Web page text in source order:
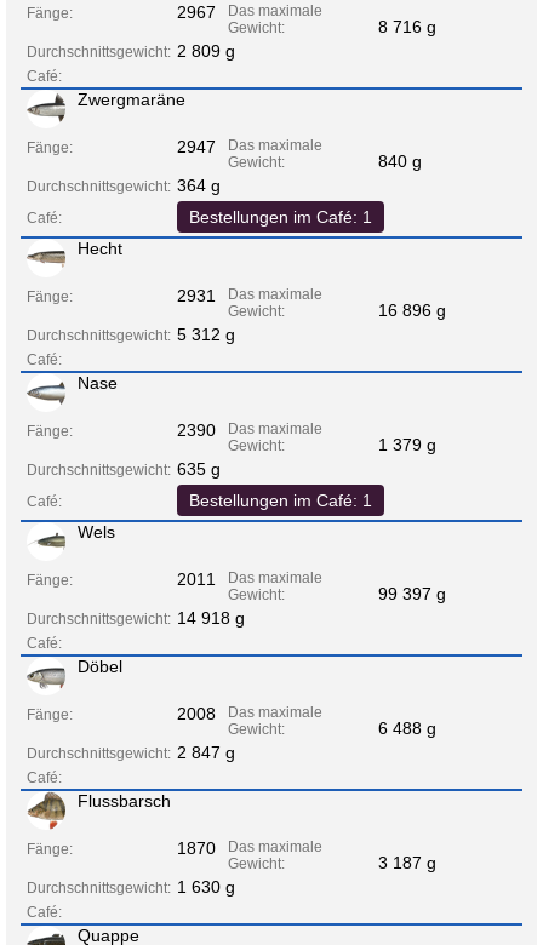
Fänge: 2967
Das maximale
Gewicht:
8 716 g
Durchschnittsgewicht: 2 809 g
Café:
Zwergmaräne
Fänge: 2947
Das maximale
Gewicht:
840 g
Durchschnittsgewicht: 364 g
Café:
Bestellungen im Café: 1
Hecht
Fänge: 2931
Das maximale
Gewicht:
16 896 g
Durchschnittsgewicht: 5 312 g
Café:
Nase
Fänge: 2390
Das maximale
Gewicht:
1 379 g
Durchschnittsgewicht: 635 g
Café:
Bestellungen im Café: 1
Wels
Fänge: 2011
Das maximale
Gewicht:
99 397 g
Durchschnittsgewicht: 14 918 g
Café:
Döbel
Fänge: 2008
Das maximale
Gewicht:
6 488 g
Durchschnittsgewicht: 2 847 g
Café:
Flussbarsch
Fänge: 1870
Das maximale
Gewicht:
3 187 g
Durchschnittsgewicht: 1 630 g
Café:
Quappe